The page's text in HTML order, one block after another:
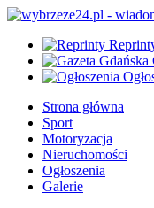
Strona główna
Sport
Motoryzacja
Nieruchomości
Ogłoszenia
Galerie